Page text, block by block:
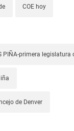
COE hoy
PIÑA-primera legislatura
de Denver